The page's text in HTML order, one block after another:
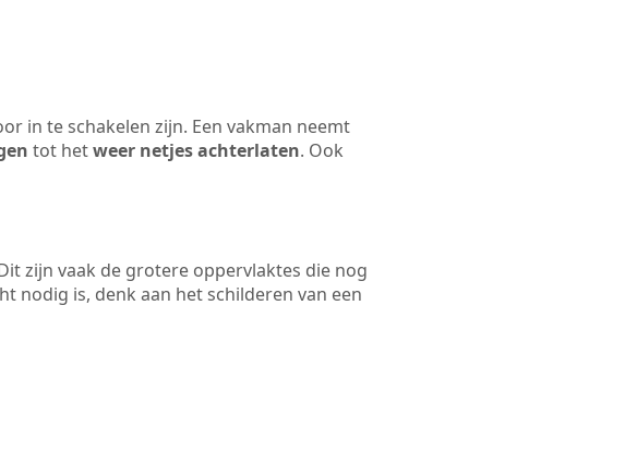
in te schakelen zijn. Een vakman neemt
tot hetweer netjes achterlaten. Ook
zijn vaak de grotere oppervlaktes die nog
nodig is, denk aan het schilderen van een